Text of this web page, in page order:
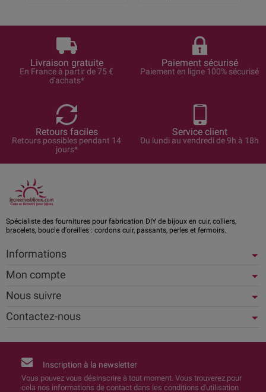
Livraison gratuite
En France à partir de 75 €
d'achats*
Paiement sécurisé
Paiement en ligne 100% sécurisé
Retours faciles
Retours possibles pendant 14
jours*
Service client
Du lundi au vendredi de 9h à 18h
Spécialiste des fournitures pour fabrication DIY de bijoux en cuir, colliers,
bracelets, boucle d'oreilles : cordons cuir, passants, perles et fermoirs.
Informations
Mon compte
Nous suivre
Contactez-nous
Inscription à la newsletter
Vous pouvez vous désinscrire à tout moment. Vous trouverez pour
cela nos informations de contact dans les conditions d'utilisation